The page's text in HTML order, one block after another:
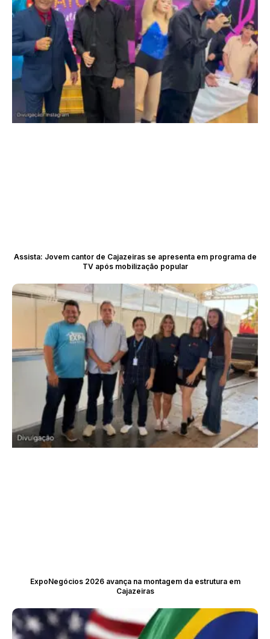
Assista: Jovem cantor de Cajazeiras se apresenta em programa de
TV após mobilização popular
ExpoNegócios 2026 avança na montagem da estrutura em
Cajazeiras